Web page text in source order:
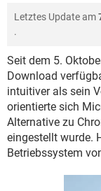
WHATSAPP
WHATSAPP
FACEBOOK
SPIELE
WINDOWS 10
WHATSAPP
SPIELE
ANDROID
WINDOWS 10
WHATSAPP
FACEBOOK
Letztes Update am
.
Seit dem 5.
Download
intuitiver als sein
orientierte sich
Alternative zu
eingestellt wurde.
Betriebssystem